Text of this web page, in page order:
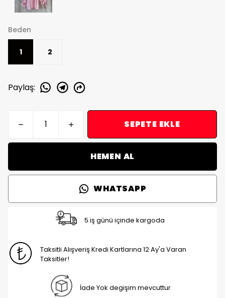
Beden
1 2
Paylaş:
SEPETE EKLE
HEMEN AL
WHATSAPP
5 iş günü içinde kargoda
Taksitli Alışveriş Kredi Kartlarına 12 Ay'a Varan
Taksitler!
İade Yok degişim mevcuttur